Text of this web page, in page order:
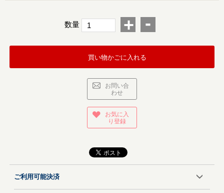
数量 + -
買い物かごに入れる
お問い合
わせ
お気に入
り登録
ご利用可能決済